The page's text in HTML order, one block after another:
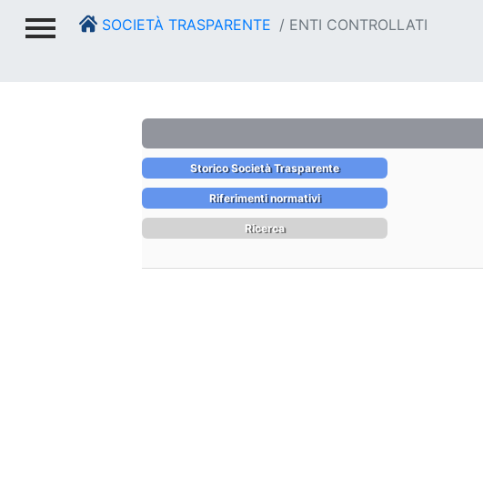
SOCIETÀ TRASPARENTE ENTI CONTROLLATI
Storico Società Trasparente
Riferimenti normativi
Ricerca